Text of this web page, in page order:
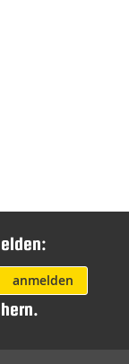
anmelden